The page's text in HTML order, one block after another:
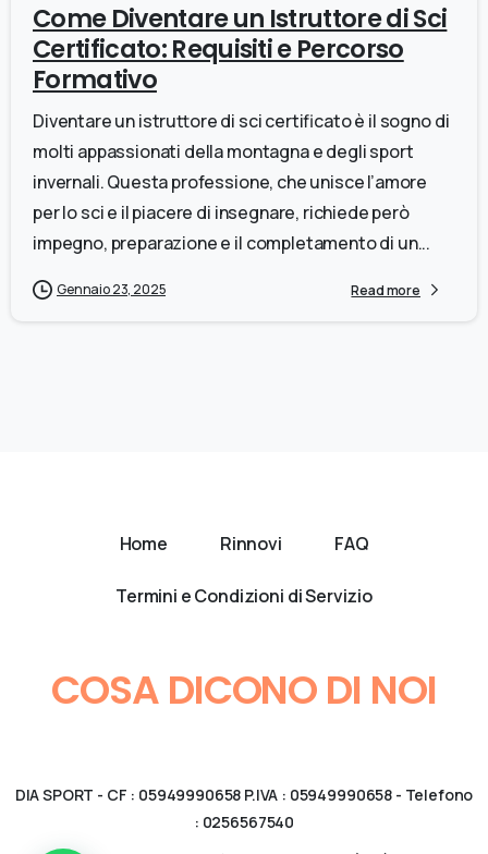
Come Diventare un Istruttore di Sci
Certificato: Requisiti e Percorso
Formativo
Diventare un istruttore di sci certificato è il sogno di
molti appassionati della montagna e degli sport
invernali. Questa professione, che unisce l’amore
per lo sci e il piacere di insegnare, richiede però
impegno, preparazione e il completamento di un...
Gennaio 23, 2025 Read more
Home Rinnovi FAQ
Termini e Condizioni di Servizio
COSA DICONO DI NOI
DIA SPORT - CF : 05949990658 P.IVA : 05949990658 - Telefono
: 0256567540